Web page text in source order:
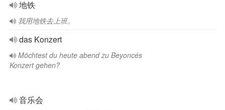
地铁
我用地铁去上班。
das Konzert
Möchtest du heute abend zu Beyoncés
Konzert gehen?
音乐会